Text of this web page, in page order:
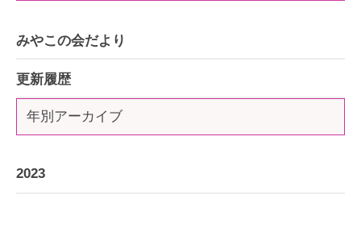
みやこの会だより
更新履歴
年別アーカイブ
2023